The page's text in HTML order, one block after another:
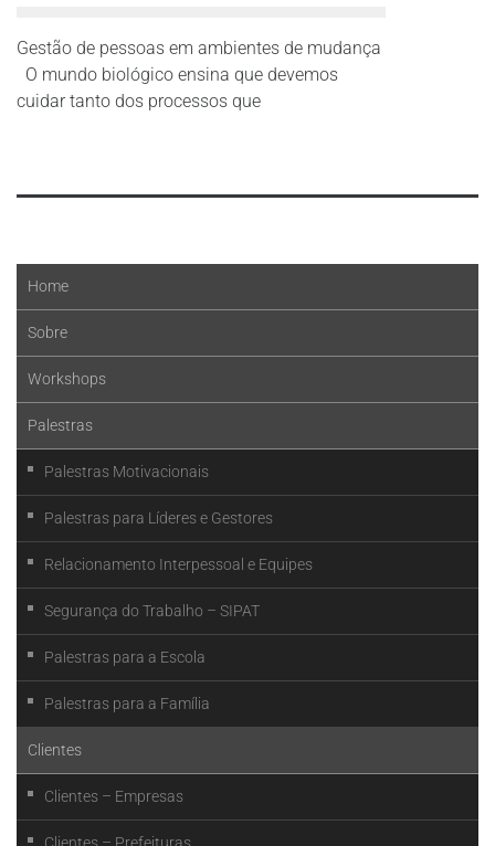
Gestão de pessoas em ambientes de mudança
O mundo biológico ensina que devemos
cuidar tanto dos processos que
Home
Sobre
Workshops
Palestras
Palestras Motivacionais
Palestras para Líderes e Gestores
Relacionamento Interpessoal e Equipes
Segurança do Trabalho – SIPAT
Palestras para a Escola
Palestras para a Família
Clientes
Clientes – Empresas